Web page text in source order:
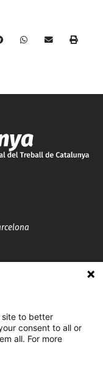
site to better
consent to all or
all. For more